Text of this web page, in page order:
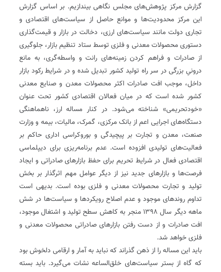
گزارش مرکز پژوهش‌های مجلس نگاهی بیندازیم. بر اساس گزارش
این مرکز محدودیت‌ها و موانع حاصل از سیاست‌های اقتصادی و
تجاری دولت مانند سیاست‌های ارزی، دخالت در بازار و قیمت‌گذاری
دستوری محصولات معدنی و فلزی توسط ستاد تنظیم بازار، جلوگیری
از صادرات و فراهم کردن زمینه‌های رانت و واسطه‌گری، به مانع
درونیِ بزرگی در سر راه تولید کشور تبدیل شده و در شرایط رکود بازار
داخل، موجب افت صادرات اکثر محصولات معدن و صنایع معدنی
کشور شده است که در میان فعالان اقتصادی کشور تحت عنوان
«خود‌تحریمی» شناخته می‌شود. در کنار مساله ارز، ناهماهنگی
دستگاه‌های اجرایی اعم از بانک مرکزی، گمرک، مالیات، بیمه و وزارت
صنعت، معدن و تجارت بر پیچیدگی و بوروکراسی اداری حاکم بر
فعالیت‌های تولیدی افزوده است. عدم برنامه‌ریزی برای دیپلماسی
اقتصادی فعال در شرایط تحریم برای حفظ بازارهای صادراتی و ایجاد
فرصت‌ها و بازارهای جدید نیز از دیگر عوامل مهم اثرگذار بر بخش
تولید و تجارت محصولات معدنی و فلزی بوده است. بدیهی است
تداوم روندهای موجود و عدم اصلاح رویکردها و سیاست‌ها در شش
ماهه دیگر سال ۱۳۹۸ منجر به کاهش سطح تولید و اشتغال موجود،
افت صادرات و از دست رفتن بازارهای صادراتی محصولات معدنی و
فلزی خواهد شد.
باید این مساله را از ذهن گذراند که نباید به آمار و ارقامی دلخوش بود
که گاه از بستر سیاست‌های خلق‌الساعه نشات می‌گیرد. باید بسته